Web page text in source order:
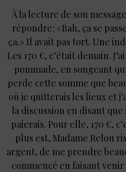
À la lecture de son
répondre : « Bah, ça se
ça. » Il avait pas tort. Une
Les 170 €, c’était demain.
pommade, en songeant
perde cette somme que
où je quitterais les lieux et
la discussion en disant que
paierais. Pour elle, 170 €,
plus est, Madame Relou
argent, de me prendre
commencé en faisant